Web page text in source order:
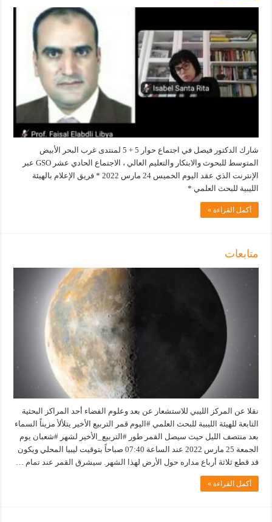
شارك الدكتور فيصل في اجتماع حوار 5 + 5 لمنتدى غرب البحر الأبيض
المتوسط ​​للبحوث والابتكار والتعليم العالي ، الاجتماع الحادي عشر GSO عبر
الإنترنت الذي عقد اليوم الخميس 24 مارس 2022 * فريق الإعلام بالهيئة
الليبية للبحث العلمي *
أكمل القراءة »
متابعات
نقلا عن المركز الليبي للاستشعار عن بعد وعلوم الفضاء أحد المراكز البحثية
التابعة للهيئة الليبية للبحث العلمي #اليوم قمر التربيع الأخير يتلألأ مزيناً السماء
بعد منتصف الليل حيث سيصل القمر طور #التربيع_الأخير لشهر #شعبان يوم
الجمعة 25 مارس 2022 عند الساعة 07:40 صباحاً بتوقيت ليبيا المحلي ويكون
قد قطع ثلاثة أرباع مداره حول الأرض لهذا الشهر. سيشرق القمر عند تمام …
أكمل القراءة »